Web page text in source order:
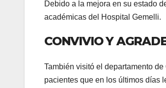
Debido a la mejora en su estado
académicas del Hospital Gemelli.
CONVIVIO Y
También visitó el departamento
pacientes que en los últimos días